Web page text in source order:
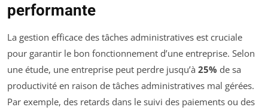
performante
La gestion efficace des tâches administratives est cruciale
pour garantir le bon fonctionnement d’une entreprise. Selon
une étude, une entreprise peut perdre jusqu’à 25% de sa
productivité en raison de tâches administratives mal gérées.
Par exemple, des retards dans le suivi des paiements ou des